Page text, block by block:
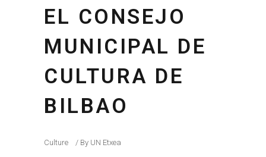
EL CONSEJO
MUNICIPAL DE
CULTURA DE
BILBAO
Culture By UN Etxea